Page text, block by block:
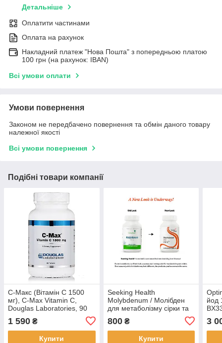
Детальніше
Оплатити частинами
Оплата на рахунок
Накладний платеж "Нова Пошта" з попередньою платою
100 грн (на рахунок: IBAN)
Всі умови оплати
Умови повернення
Законом не передбачено повернення та обмін даного товару
належної якості
Всі умови повернення
Подібні товари компанії
C-Макс (Вітамін C 1500
мг), C-Max Vitamin C,
Douglas Laboratories, 90
1 590 ₴
Купити
Seeking Health
Molybdenum / Молібден
для метаболізму сірки та
сульфітів 500 мг 90 капсул
BX139
800₴
Купити
йод
3